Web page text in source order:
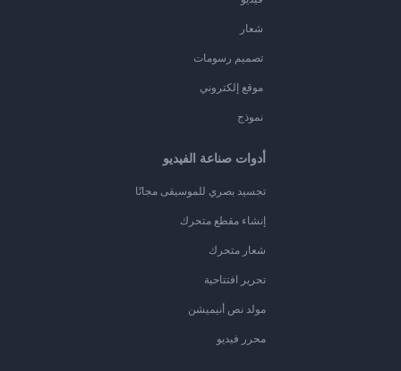
شعار
تصميم رسومات
موقع إلكتروني
نموذج
أدوات صناعة الفيديو
تجسيد بصري للموسيقى مجانًا
إنشاء مقطع متحرك
شعار متحرك
تحرير افتتاحية
مولد نص أنيميشن
محرر فيديو